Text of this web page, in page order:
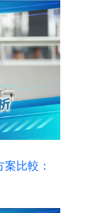
比較：